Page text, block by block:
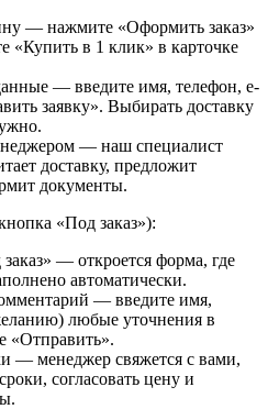
— нажмите «Оформить заказ»
«Купить в 1 клик» в карточке
— введите имя, телефон, e-
заявку». Выбирать доставку
— наш специалист
доставку, предложит
документы.
«Под заказ»):
— откроется форма, где
автоматически.
— введите имя,
любые уточнения в
«Отправить».
— менеджер свяжется с вами,
согласовать цену и